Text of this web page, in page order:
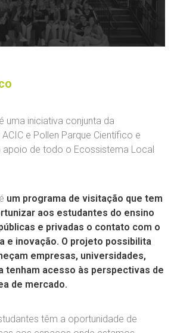
uma iniciativa conjunta da
e Pollen Parque Científico e
de todo o Ecossistema Local
um programa de visitação que tem
aos estudantes do ensino
e privadas o contato com o
e inovação. O projeto possibilita
empresas, universidades,
tenham acesso às perspectivas de
de mercado.
têm a oportunidade de